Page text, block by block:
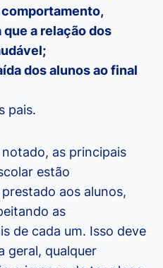
a relação dos
dos alunos ao final
pais.
as principais
estão
aos alunos,
as
de cada um. Isso deve
geral, qualquer